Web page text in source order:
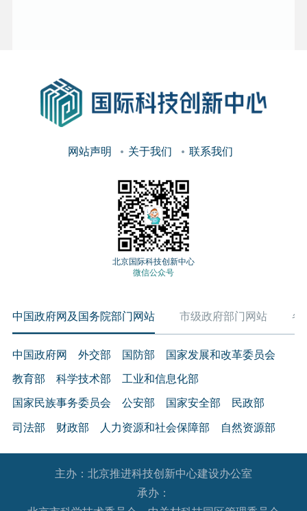
网站声明 关于我们 联系我们
北京国际科技创新中心
微信公众号
中国政府网及国务院部门网站 市级政府部门网站 各
中国政府网 外交部 国防部 国家发展和改革委员会
教育部 科学技术部 工业和信息化部
国家民族事务委员会 公安部 国家安全部 民政部
司法部 财政部 人力资源和社会保障部 自然资源部
生态环境部 住房和城乡建设部 交通运输部 水利部
农业农村部 商务部 文化和旅游部
退役军人事务部
主办：北京推进科技创新中心建设办公室
承办：